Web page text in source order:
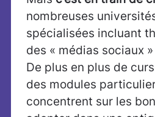
nombreuses
spécialisées incluant
des « médias sociaux
De plus en plus de
des modules
concentrent sur les